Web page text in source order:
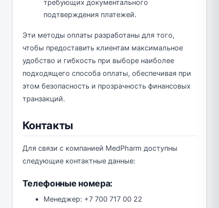
требующих документального
подтверждения платежей.
Эти методы оплаты разработаны для того,
чтобы предоставить клиентам максимальное
удобство и гибкость при выборе наиболее
подходящего способа оплаты, обеспечивая при
этом безопасность и прозрачность финансовых
транзакций.
Контакты
Для связи с компанией MedPharm доступны
следующие контактные данные:
Телефонные номера:
Менеджер: +7 700 717 00 22